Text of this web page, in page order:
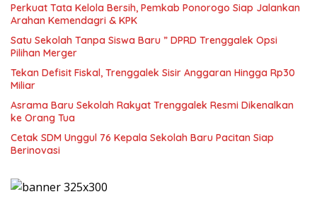
Perkuat Tata Kelola Bersih, Pemkab Ponorogo Siap Jalankan
Arahan Kemendagri & KPK
Satu Sekolah Tanpa Siswa Baru ” DPRD Trenggalek Opsi
Pilihan Merger
Tekan Defisit Fiskal, Trenggalek Sisir Anggaran Hingga Rp30
Miliar
Asrama Baru Sekolah Rakyat Trenggalek Resmi Dikenalkan
ke Orang Tua
Cetak SDM Unggul 76 Kepala Sekolah Baru Pacitan Siap
Berinovasi